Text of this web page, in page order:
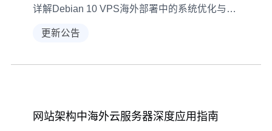
详解Debian 10 VPS海外部署中的系统优化与加速技巧，涵盖源更新、内核参数、防火墙等多维度操作指南。
更新公告
网站架构中海外云服务器深度应用指南